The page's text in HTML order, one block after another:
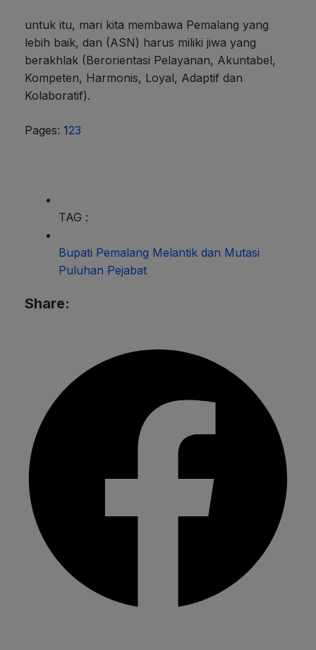
untuk itu, mari kita membawa Pemalang yang
lebih baik, dan (ASN) harus miliki jiwa yang
berakhlak (Berorientasi Pelayanan, Akuntabel,
Kompeten, Harmonis, Loyal, Adaptif dan
Kolaboratif).
Pages: Page
1,Page
2,Page
3
TAG :
Bupati Pemalang Melantik dan Mutasi
Puluhan Pejabat
Share: